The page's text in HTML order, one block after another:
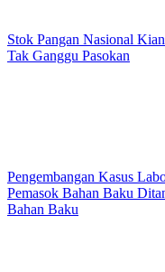
Stok Pangan Nasional
Tak Ganggu Pasokan
Pengembangan Kasus
Pemasok Bahan Baku
Bahan Baku